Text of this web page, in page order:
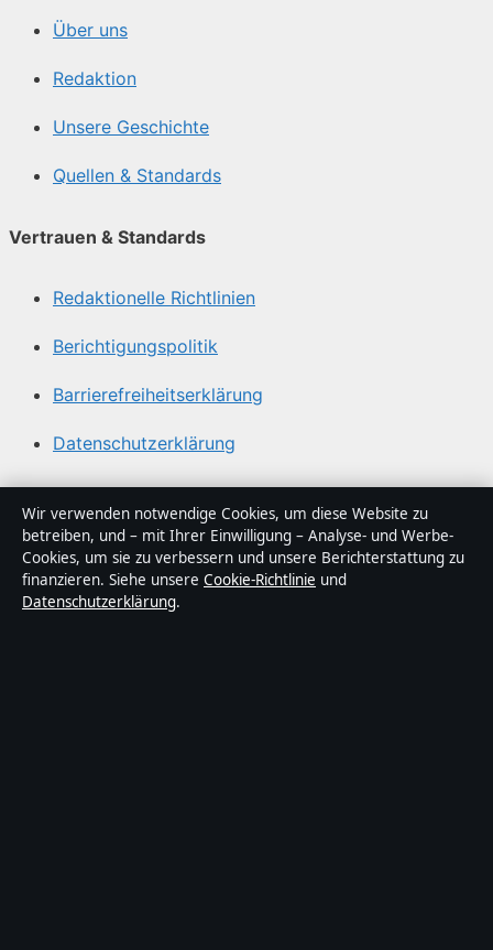
Über uns
Redaktion
Unsere Geschichte
Quellen & Standards
Vertrauen & Standards
Redaktionelle Richtlinien
Berichtigungspolitik
Barrierefreiheitserklärung
Datenschutzerklärung
Über Sachstruktur in Kürze
Sachstruktur ist ein unabhängiger digitaler
Nachrichtenanbieter mit Fokus auf Politik, Wirtschaft,
Technik und Gesellschaft in Deutschland. Jeder Artikel
Wir verwenden notwendige Cookies, um diese Website zu
betreiben, und – mit Ihrer Einwilligung – Analyse- und Werbe-
Cookies, um sie zu verbessern und unsere Berichterstattung zu
finanzieren. Siehe unsere Cookie-Richtlinie und
Datenschutzerklärung.